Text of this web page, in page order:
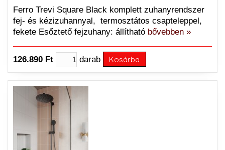
Ferro Trevi Square Black komplett zuhanyrendszer
fej- és kézizuhannyal, termosztátos csapteleppel,
fekete Esőztető fejzuhany: állítható bővebben »
126.890 Ft darab Kosárba